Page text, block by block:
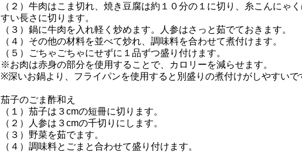
（２）牛肉はこま切れ、焼き豆腐は約１０分の１に切り、糸こんにゃ
すい長さに切ります。
（３）鍋に牛肉を入れ軽く炒めます。人参はさっと茹でておきます。
（４）その他の材料を並べて炒れ、調味料を合わせて煮付けます。
（５）ごちゃごちゃにせずに１品ずつ盛り付けます。
※お肉は赤身の部分を使用することで、カロリーを減らせます。
※深いお鍋より、フライパンを使用すると別盛りの煮付けがしやすいで
茄子のごま酢和え
（１）茄子は３cmの短冊に切ります。
（２）人参は３cmの千切りにします。
（３）野菜を茹でます。
（４）調味料とごまと合わせて盛り付けます。